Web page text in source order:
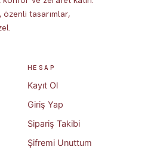
tasarımlar,
HESAP
Kayıt Ol
Giriş Yap
Sipariş Takibi
Şifremi Unuttum